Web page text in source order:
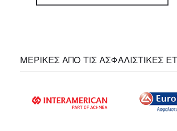
ΜΕΡΙΚΕΣ ΑΠΟ ΤΙΣ ΑΣΦΑΛΙΣΤΙΚΕΣ